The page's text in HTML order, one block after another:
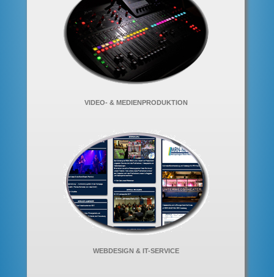
VIDEO- & MEDIENPRODUKTION
WEBDESIGN & IT-SERVICE